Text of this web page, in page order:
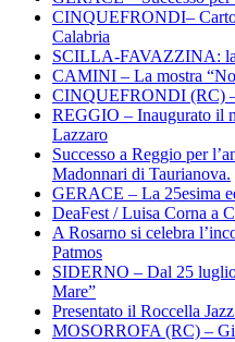
CINQUEFRONDI–
Calabria
SCILLA-FAVAZZINA: la
CAMINI – La mostra
CINQUEFRONDI (RC) –
REGGIO – Inaugurato il
Lazzaro
Successo a Reggio per
Madonnari di Taurianova.
GERACE – La 25esima
DeaFest / Luisa Corna a
A Rosarno si celebra
Patmos
SIDERNO – Dal 25
Mare”
Presentato il Roccella
MOSORROFA (RC) –